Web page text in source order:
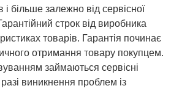
і більше залежно від сервісної
строк від виробника
товарів. Гарантія починає
отримання товару покупцем.
займаються сервісні
виникнення проблем із